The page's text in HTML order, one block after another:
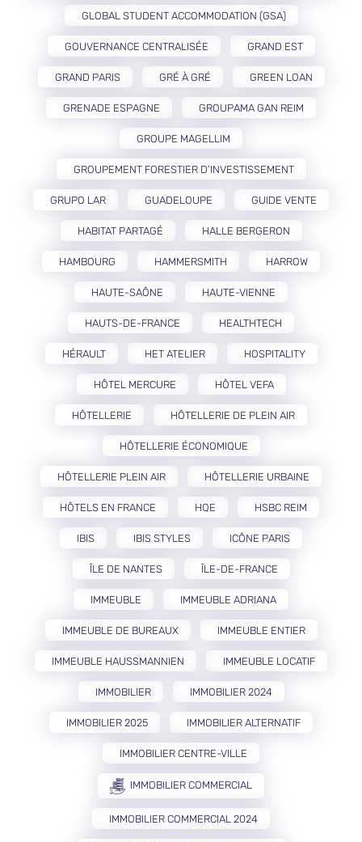
GLOBAL STUDENT ACCOMMODATION (GSA)
GOUVERNANCE CENTRALISÉE GRAND EST
GRAND PARIS GRÉ À GRÉ GREEN LOAN
GRENADE ESPAGNE GROUPAMA GAN REIM
GROUPE MAGELLIM
GROUPEMENT FORESTIER D’INVESTISSEMENT
GRUPO LAR GUADELOUPE GUIDE VENTE
HABITAT PARTAGÉ HALLE BERGERON
HAMBOURG HAMMERSMITH HARROW
HAUTE-SAÔNE HAUTE-VIENNE
HAUTS-DE-FRANCE HEALTHTECH
HÉRAULT HET ATELIER HOSPITALITY
HÔTEL MERCURE HÔTEL VEFA
HÔTELLERIE HÔTELLERIE DE PLEIN AIR
HÔTELLERIE ÉCONOMIQUE
HÔTELLERIE PLEIN AIR HÔTELLERIE URBAINE
HÔTELS EN FRANCE HQE HSBC REIM
IBIS IBIS STYLES ICÔNE PARIS
ÎLE DE NANTES ÎLE-DE-FRANCE
IMMEUBLE IMMEUBLE ADRIANA
IMMEUBLE DE BUREAUX IMMEUBLE ENTIER
IMMEUBLE HAUSSMANNIEN IMMEUBLE LOCATIF
IMMOBILIER IMMOBILIER 2024
IMMOBILIER 2025 IMMOBILIER ALTERNATIF
IMMOBILIER CENTRE-VILLE
IMMOBILIER COMMERCIAL
IMMOBILIER COMMERCIAL 2024